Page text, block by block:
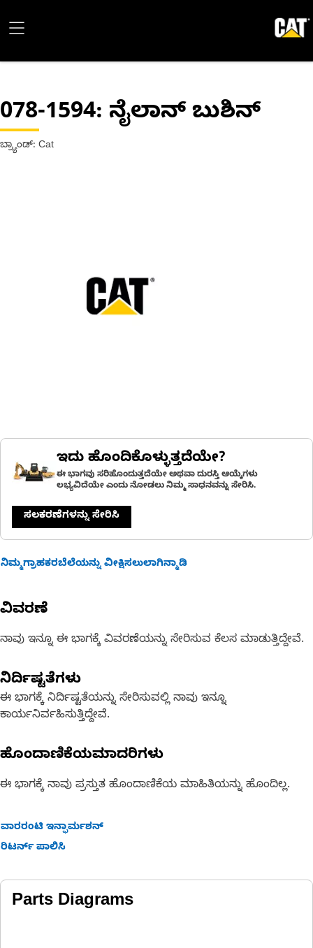
078-1594: ನೈಲಾನ್ ಬುಶಿನ್
ಬ್ರ್ಯಾಂಡ್: Cat
ಇದು ಹೊಂದಿಕೊಳ್ಳುತ್ತದೆಯೇ?
ಈ ಭಾಗವು ಸರಿಹೊಂದುತ್ತದೆಯೇ ಅಥವಾ ದುರಸ್ತಿ ಆಯ್ಕೆಗಳು
ಲಭ್ಯವಿದೆಯೇ ಎಂದು ನೋಡಲು ನಿಮ್ಮ ಸಾಧನವನ್ನು ಸೇರಿಸಿ.
ಸಲಕರಣೆಗಳನ್ನು ಸೇರಿಸಿ
ನಿಮ್ಮಗ್ರಾಹಕರಬೆಲೆಯನ್ನು ವೀಕ್ಷಿಸಲುಲಾಗಿನ್ಮಾಡಿ
ವಿವರಣೆ
ನಾವು ಇನ್ನೂ ಈ ಭಾಗಕ್ಕೆ ವಿವರಣೆಯನ್ನು ಸೇರಿಸುವ ಕೆಲಸ ಮಾಡುತ್ತಿದ್ದೇವೆ.
ನಿರ್ದಿಷ್ಟತೆಗಳು
ಈ ಭಾಗಕ್ಕೆ ನಿರ್ದಿಷ್ಟತೆಯನ್ನು ಸೇರಿಸುವಲ್ಲಿ ನಾವು ಇನ್ನೂ
ಕಾರ್ಯನಿರ್ವಹಿಸುತ್ತಿದ್ದೇವೆ.
ಹೊಂದಾಣಿಕೆಯಮಾದರಿಗಳು
ಈ ಭಾಗಕ್ಕೆ ನಾವು ಪ್ರಸ್ತುತ ಹೊಂದಾಣಿಕೆಯ ಮಾಹಿತಿಯನ್ನು ಹೊಂದಿಲ್ಲ.
ವಾರರಂಟಿ ಇನ್ಫಾರ್ಮಶನ್
ರಿಟರ್ನ್ ಪಾಲಿಸಿ
Parts Diagrams